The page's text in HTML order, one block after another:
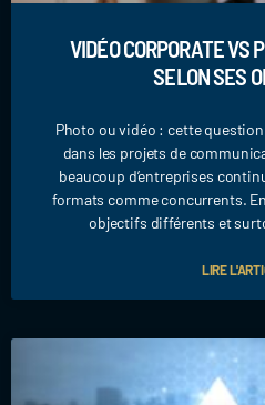
VIDÉO CORPORATE VS
SELON SES
Photo ou vidéo : cette
dans les projets de
beaucoup d’entreprises
formats comme concurrents.
objectifs différents et
LIRE